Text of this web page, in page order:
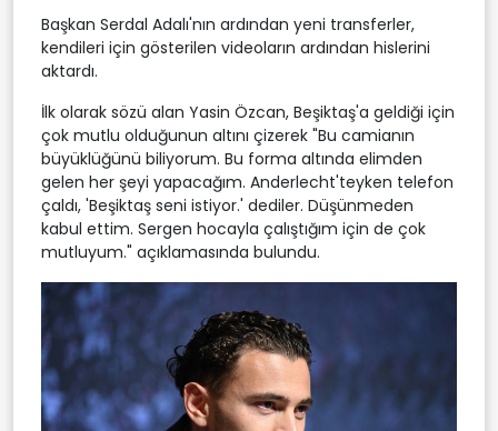
Başkan Serdal Adalı'nın ardından yeni transferler,
kendileri için gösterilen videoların ardından hislerini
aktardı.
İlk olarak sözü alan Yasin Özcan, Beşiktaş'a geldiği için
çok mutlu olduğunun altını çizerek "Bu camianın
büyüklüğünü biliyorum. Bu forma altında elimden
gelen her şeyi yapacağım. Anderlecht'teyken telefon
çaldı, 'Beşiktaş seni istiyor.' dediler. Düşünmeden
kabul ettim. Sergen hocayla çalıştığım için de çok
mutluyum." açıklamasında bulundu.